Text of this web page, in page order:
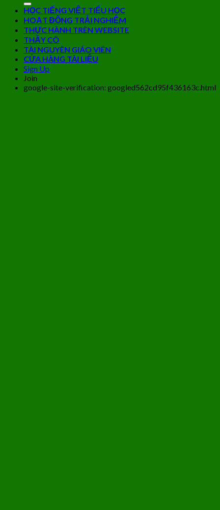
HỌC TIẾNG VIỆT TIỂU HỌC
HOẠT ĐỘNG TRẢI NGHIỆM
THỰC HÀNH TRÊN WEBSITE
THẦY CÔ
TÀI NGUYÊN GIÁO VIÊN
CỬA HÀNG TÀI LIỆU
Sign Up
Join
google-site-verification: googled562cd95f436163c.html